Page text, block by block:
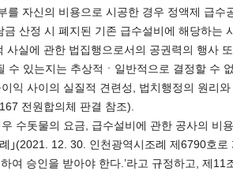
자신의 비용으로 시공한 경우 정액제 급
산정 시 폐지된 기존 급수설비에 해당하는
사실에 관한 법집행으로서의 공권력의 행사
있는지는 추상적ㆍ일반적으로 결정할 수
익 사이의 실질적 견련성, 법치행정의 원리
전원합의체 판결 참조).
수돗물의 요금, 급수설비에 관한 공사의 비
(2021. 12. 30. 인천광역시조례 제6790호
여 승인을 받아야 한다.’라고 규정하고, 제